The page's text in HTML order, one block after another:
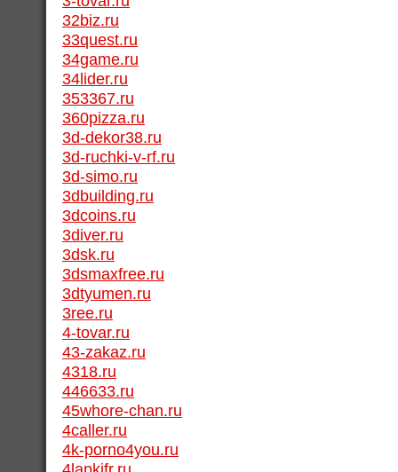
32biz.ru
33quest.ru
34game.ru
34lider.ru
353367.ru
360pizza.ru
3d-dekor38.ru
3d-ruchki-v-rf.ru
3d-simo.ru
3dbuilding.ru
3dcoins.ru
3diver.ru
3dsk.ru
3dsmaxfree.ru
3dtyumen.ru
3ree.ru
4-tovar.ru
43-zakaz.ru
4318.ru
446633.ru
45whore-chan.ru
4caller.ru
4k-porno4you.ru